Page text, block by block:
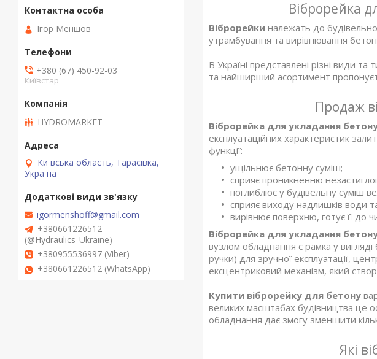
Віброрейка
Віброрейки належать до
утрамбування та вирівнювання
В Україні представлені різні види
та найширший асортимент
Продаж
Віброрейка для укладання
експлуатаційних характеристик
функції:
ущільнює бетонну суміш;
сприяє проникненню
поглиблює у будівельну суміш
сприяє виходу надлишків води
вирівнює поверхню, готує її до
Віброрейка для укладання
вузлом обладнання є рамка у
ручки) для зручної експлуатації,
ексцентриковий механізм, який
Купити віброрейку для бетону
великих масштабах будівництва це
обладнання дає змогу зменшити
Які
Ігор Меншов
+380 (67) 450-92-03
Київстар
HYDROMARKET
Київська область, Тарасівка,
Україна
igormenshoff@gmail.com
+380661226512
(@Hydraulics_Ukraine)
+380955536997 (Viber)
+380661226512 (WhatsApp)